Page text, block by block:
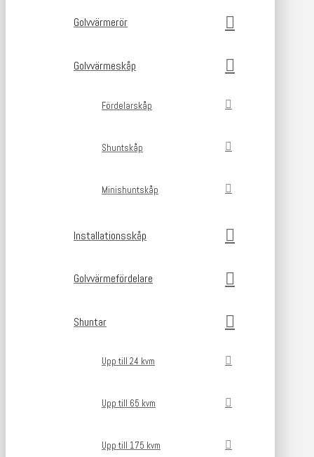
Golvvärmerör
Golvvärmeskåp
Fördelarskåp
Shuntskåp
Minishuntskåp
Installationsskåp
Golvvärmefördelare
Shuntar
Upp till 24 kvm
Upp till 65 kvm
Upp till 175 kvm